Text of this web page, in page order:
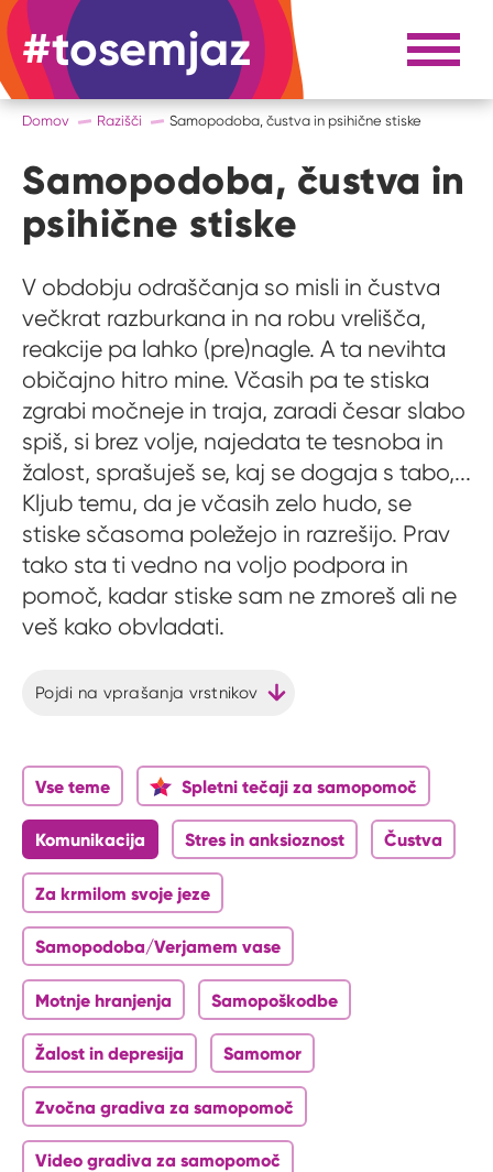
#tosemjaz #to sem jaz Razpri
Domov Razišči Samopodoba, čustva in psihične stiske
Samopodoba, čustva in
psihične stiske
V obdobju odraščanja so misli in čustva
večkrat razburkana in na robu vrelišča,
reakcije pa lahko (pre)nagle. A ta nevihta
običajno hitro mine. Včasih pa te stiska
zgrabi močneje in traja, zaradi česar slabo
spiš, si brez volje, najedata te tesnoba in
žalost, sprašuješ se, kaj se dogaja s tabo,...
Kljub temu, da je včasih zelo hudo, se
stiske sčasoma poležejo in razrešijo. Prav
tako sta ti vedno na voljo podpora in
pomoč, kadar stiske sam ne zmoreš ali ne
veš kako obvladati.
Pojdi na vprašanja vrstnikov
Vse teme Spletni tečaji za samopomoč
Komunikacija Stres in anksioznost Čustva
Za krmilom svoje jeze
Samopodoba/Verjamem vase
Motnje hranjenja Samopoškodbe
Žalost in depresija Samomor
Zvočna gradiva za samopomoč
Video gradiva za samopomoč